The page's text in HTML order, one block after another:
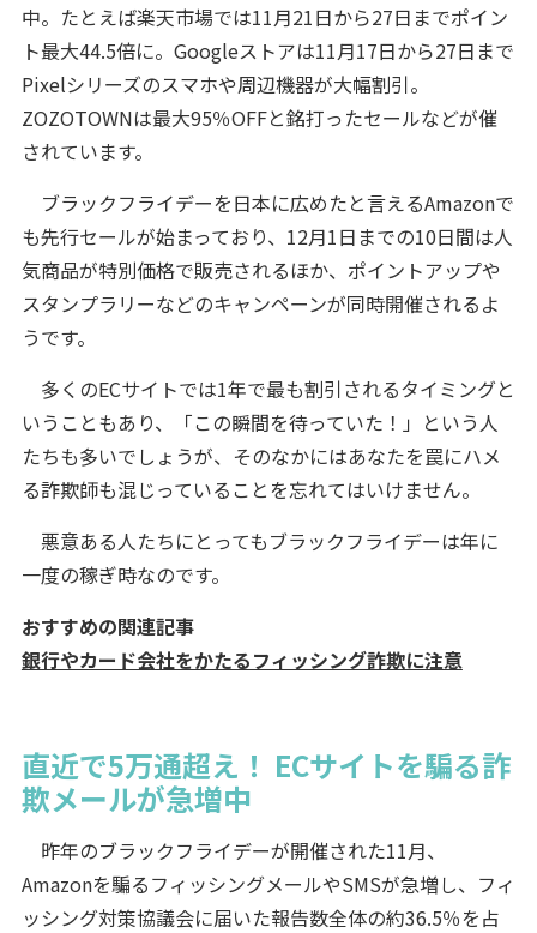
中。たとえば楽天市場では11月21日から27日までポイン
ト最大44.5倍に。Googleストアは11月17日から27日まで
Pixelシリーズのスマホや周辺機器が大幅割引。
ZOZOTOWNは最大95％OFFと銘打ったセールなどが催
されています。
ブラックフライデーを日本に広めたと言えるAmazonで
も先行セールが始まっており、12月1日までの10日間は人
気商品が特別価格で販売されるほか、ポイントアップや
スタンプラリーなどのキャンペーンが同時開催されるよ
うです。
多くのECサイトでは1年で最も割引されるタイミングと
いうこともあり、「この瞬間を待っていた！」という人
たちも多いでしょうが、そのなかにはあなたを罠にハメ
る詐欺師も混じっていることを忘れてはいけません。
悪意ある人たちにとってもブラックフライデーは年に
一度の稼ぎ時なのです。
おすすめの関連記事
銀行やカード会社をかたるフィッシング詐欺に注意
直近で5万通超え！ ECサイトを騙る詐
欺メールが急増中
昨年のブラックフライデーが開催された11月、
Amazonを騙るフィッシングメールやSMSが急増し、フィ
ッシング対策協議会に届いた報告数全体の約36.5％を占